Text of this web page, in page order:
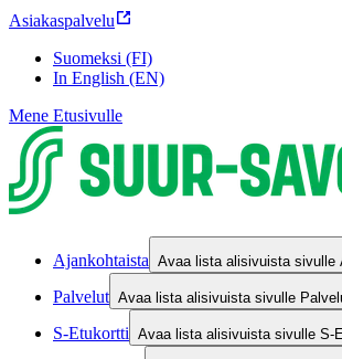
Asiakaspalvelu
Suomeksi (FI)
In English (EN)
Mene Etusivulle
Ajankohtaista Avaa lista alisivuista sivulle
Palvelut Avaa lista alisivuista sivulle
S-Etukortti Avaa lista alisivuista sivulle S-